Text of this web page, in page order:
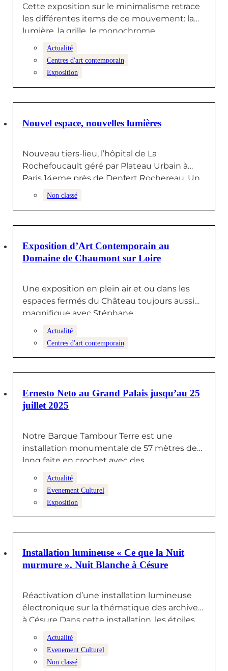
Cette exposition sur le minimalisme retrace
les différentes items de ce mouvement: la
lumière, la grille, le monochrome,…
Actualité
Centres d'art contemporain
Exposition
1 OCTOBRE 2025
Nouvel espace, nouvelles lumières
Nouveau tiers-lieu, l’hôpital de La
Rochefoucault géré par Plateau Urbain à
Paris 14eme près de Denfert Rochereau. Un…
Non classé
19 SEPTEMBRE 2025
Exposition d’Art Contemporain au
Domaine de Chaumont sur Loire
Une exposition en plein air et ou dans les
espaces fermés du Château toujours aussi
magnifique avec Stéphane…
Actualité
Centres d'art contemporain
10 JUILLET 2025
Ernesto Neto au Grand Palais jusqu’au 25
juillet 2025
Notre Barque Tambour Terre est une
installation monumentale de 57 mètres de
long faite en crochet avec des…
Actualité
Evenement Culturel
Exposition
9 JUIN 2025
Installation lumineuse « Ce que la Nuit
murmure ». Nuit Blanche à Césure
Réactivation d’une installation lumineuse
électronique sur la thématique des archives
à Césure Dans cette installation, les étoiles
Actualité
Evenement Culturel
Non classé